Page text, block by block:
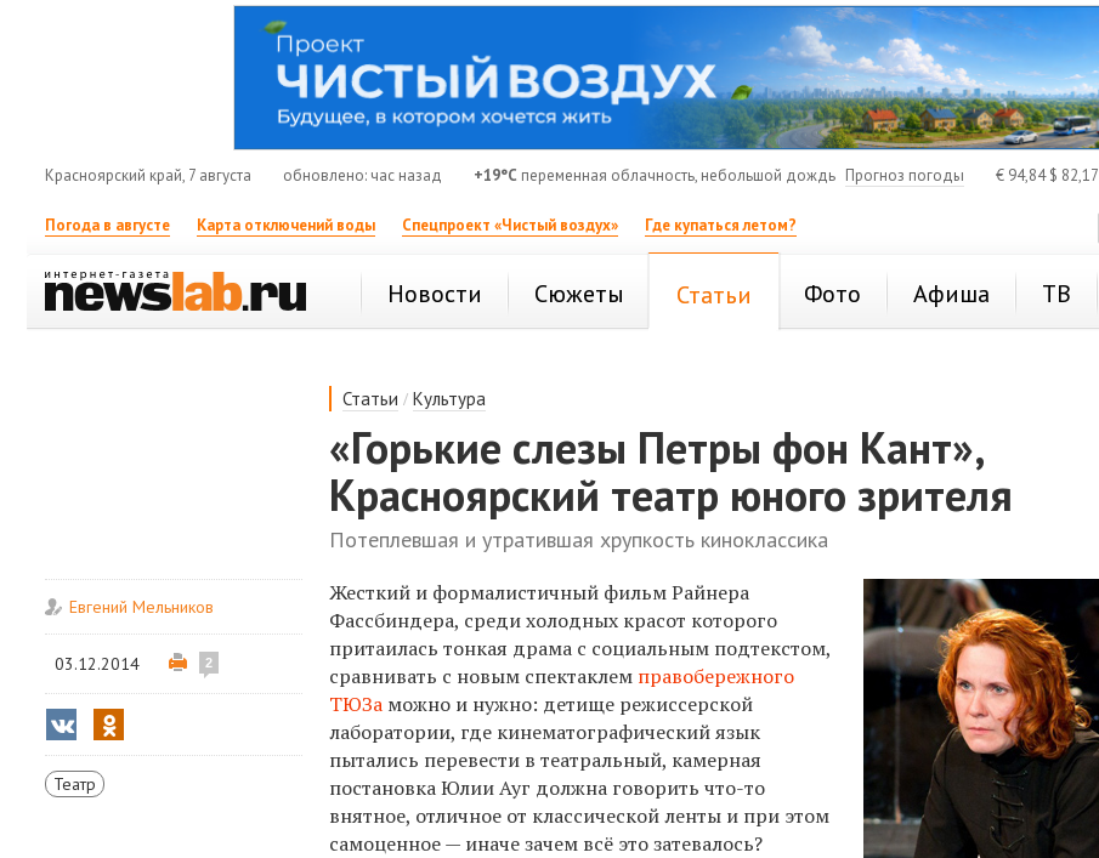
Красноярский край, 7 августа обновлено: час назад +19°C переменная облачность, небольшой дождь Прогноз погоды € 94,84$ 82,17
Погода в августе Карта отключений воды Спецпроект «Чистый воздух» Где купаться летом?
Новости Сюжеты Статьи Фото Афиша ТВ
Статьи /Культура
«Горькие слезы Петры фон Кант»,
Красноярский театр юного зрителя
Потеплевшая и утратившая хрупкость киноклассика
Евгений Мельников
03.12.2014 2
Театр
Жесткий и формалистичный фильм Райнера
Фассбиндера, среди холодных красот которого
притаилась тонкая драма с социальным подтекстом,
сравнивать с новым спектаклем правобережного
ТЮЗа можно и нужно: детище режиссерской
лаборатории, где кинематографический язык
пытались перевести в театральный, камерная
постановка Юлии Ауг должна говорить что-то
внятное, отличное от классической ленты и при этом
самоценное — иначе зачем всё это затевалось?